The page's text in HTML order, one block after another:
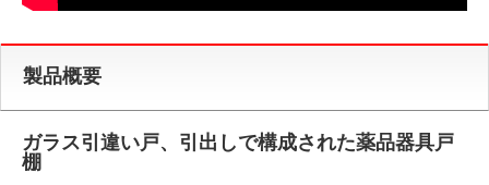
製品概要
ガラス引違い戸、引出しで構成された薬品器具戸
棚